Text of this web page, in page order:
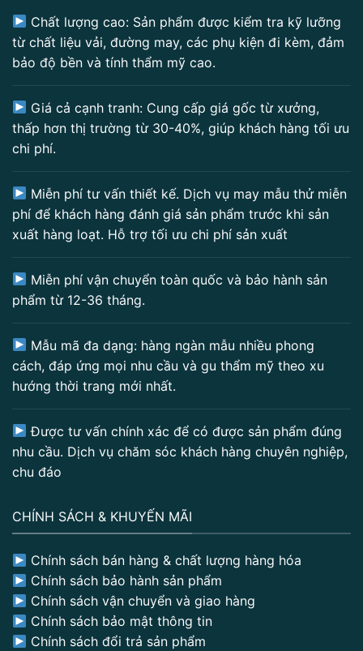
Chất lượng cao: Sản phẩm được kiểm tra kỹ lưỡng
từ chất liệu vải, đường may, các phụ kiện đi kèm, đảm
bảo độ bền và tính thẩm mỹ cao.
Giá cả cạnh tranh: Cung cấp giá gốc từ xưởng,
thấp hơn thị trường từ 30-40%, giúp khách hàng tối ưu
chi phí.
Miễn phí tư vấn thiết kế. Dịch vụ may mẫu thử miễn
phí để khách hàng đánh giá sản phẩm trước khi sản
xuất hàng loạt. Hỗ trợ tối ưu chi phí sản xuất
Miễn phí vận chuyển toàn quốc và bảo hành sản
phẩm từ 12-36 tháng.
Mẫu mã đa dạng: hàng ngàn mẫu nhiều phong
cách, đáp ứng mọi nhu cầu và gu thẩm mỹ theo xu
hướng thời trang mới nhất.
Được tư vấn chính xác để có được sản phẩm đúng
nhu cầu. Dịch vụ chăm sóc khách hàng chuyên nghiệp,
chu đáo
CHÍNH SÁCH & KHUYẾN MÃI
Chính sách bán hàng & chất lượng hàng hóa
Chính sách bảo hành sản phẩm
Chính sách vận chuyển và giao hàng
Chính sách bảo mật thông tin
Chính sách đổi trả sản phẩm